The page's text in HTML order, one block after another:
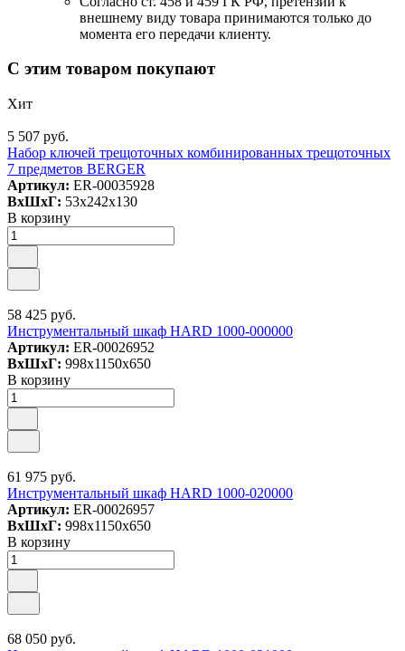
внешнему виду товара принимаются только до
момента его передачи клиенту.
С этим товаром покупают
Хит
5 507 руб.
Набор ключей трещоточных комбинированных трещоточных
7 предметов BERGER
Артикул: ER-00035928
ВxШxГ: 53x242x130
В корзину
58 425 руб.
Инструментальный шкаф HARD 1000-000000
Артикул: ER-00026952
ВxШxГ: 998x1150x650
В корзину
61 975 руб.
Инструментальный шкаф HARD 1000-020000
Артикул: ER-00026957
ВxШxГ: 998x1150x650
В корзину
68 050 руб.